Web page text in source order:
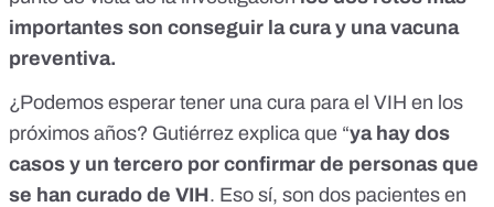
importantes son conseguir la cura y una vacuna
preventiva.
¿Podemos esperar tener una cura para el VIH en los
próximos años? Gutiérrez explica que “ya hay dos
casos y un tercero por confirmar de personas que
se han curado de VIH. Eso sí, son dos pacientes en